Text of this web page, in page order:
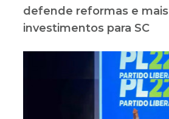
defende reformas e mais
investimentos para SC